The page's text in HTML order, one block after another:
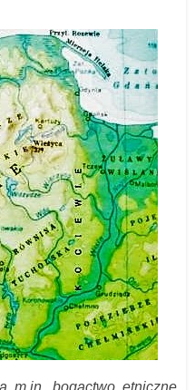
m.in. bogactwo etniczne